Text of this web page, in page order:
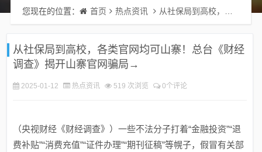
您现在的位置： 首页 热点资讯 从社保局到高校，各类官网均可山寨！总台《财经调查》揭开山寨官网骗局→
从社保局到高校，各类官网均可山寨！总台《财经
调查》揭开山寨官网骗局→
2025-01-12 热点资讯 519 次浏览 0个评论
（央视财经《财经调查》）一些不法分子打着“金融投资”“退
费补贴”“消费充值”“证件办理”“期刊征稿”等幌子，假冒有关部